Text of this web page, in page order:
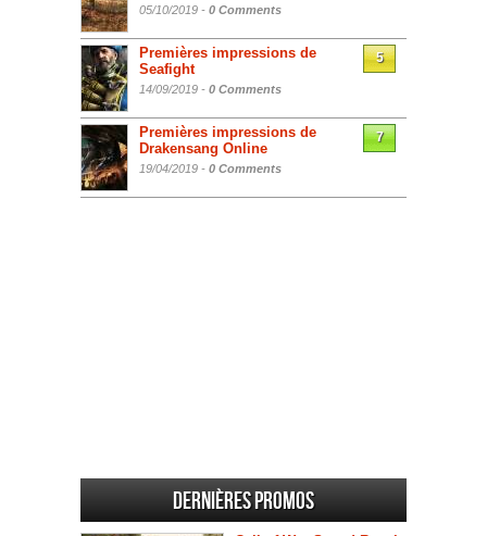
05/10/2019 - 0 Comments
Premières impressions de
Seafight
14/09/2019 - 0 Comments
5
Premières impressions de
Drakensang Online
19/04/2019 - 0 Comments
7
Dernières promos